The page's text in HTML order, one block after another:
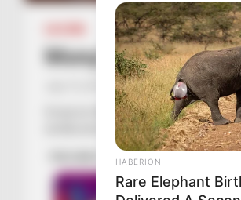
Monçi fillon
Sport Ekspres
Sevija ka filluar nje proces
andaluzianëve është mesfushori
HABERION
Rare Elephant